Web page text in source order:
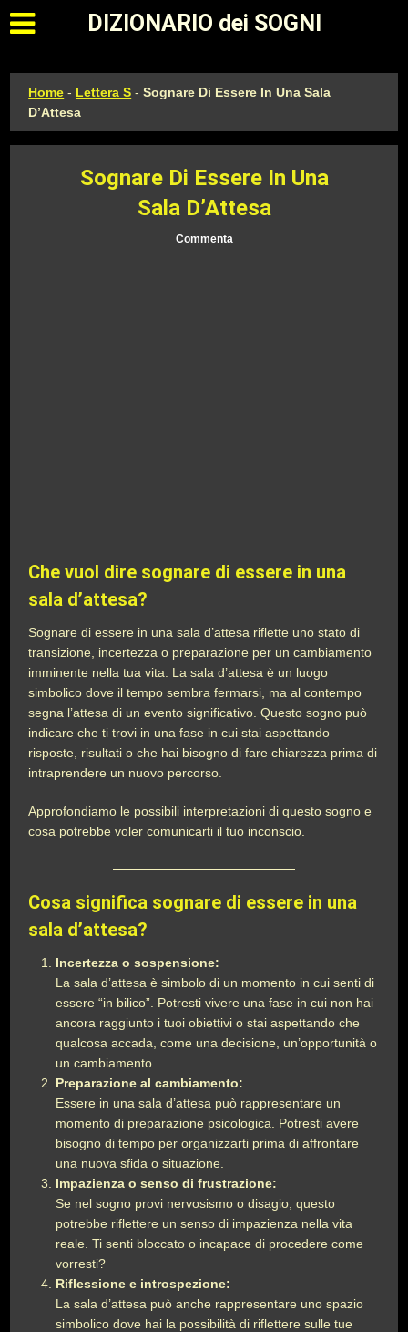
Apri il menu principale
DIZIONARIO dei SOGNI
Home - Lettera S -Sognare Di Essere In Una Sala
D’Attesa
Sognare Di Essere In Una
Sala D’Attesa
Commenta
Che vuol dire sognare di essere in una
sala d’attesa?
Sognare di essere in una sala d’attesa riflette uno stato di
transizione, incertezza o preparazione per un cambiamento
imminente nella tua vita. La sala d’attesa è un luogo
simbolico dove il tempo sembra fermarsi, ma al contempo
segna l’attesa di un evento significativo. Questo sogno può
indicare che ti trovi in una fase in cui stai aspettando
risposte, risultati o che hai bisogno di fare chiarezza prima di
intraprendere un nuovo percorso.
Approfondiamo le possibili interpretazioni di questo sogno e
cosa potrebbe voler comunicarti il tuo inconscio.
Cosa significa sognare di essere in una
sala d’attesa?
Incertezza o sospensione:
La sala d’attesa è simbolo di un momento in cui senti di
essere “in bilico”. Potresti vivere una fase in cui non hai
ancora raggiunto i tuoi obiettivi o stai aspettando che
qualcosa accada, come una decisione, un’opportunità o
un cambiamento.
Preparazione al cambiamento:
Essere in una sala d’attesa può rappresentare un
momento di preparazione psicologica. Potresti avere
bisogno di tempo per organizzarti prima di affrontare
una nuova sfida o situazione.
Impazienza o senso di frustrazione:
Se nel sogno provi nervosismo o disagio, questo
potrebbe riflettere un senso di impazienza nella vita
reale. Ti senti bloccato o incapace di procedere come
vorresti?
Riflessione e introspezione:
La sala d’attesa può anche rappresentare uno spazio
simbolico dove hai la possibilità di riflettere sulle tue